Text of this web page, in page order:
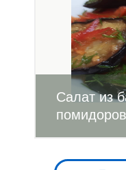
Салат из